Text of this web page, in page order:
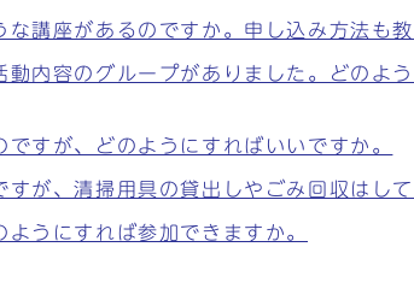
講座があるのですか。申し込み方法も教
内容のグループがありました。どのよ
すが、どのようにすればいいですか。
が、清掃用具の貸出しやごみ回収はし
うにすれば参加できますか。